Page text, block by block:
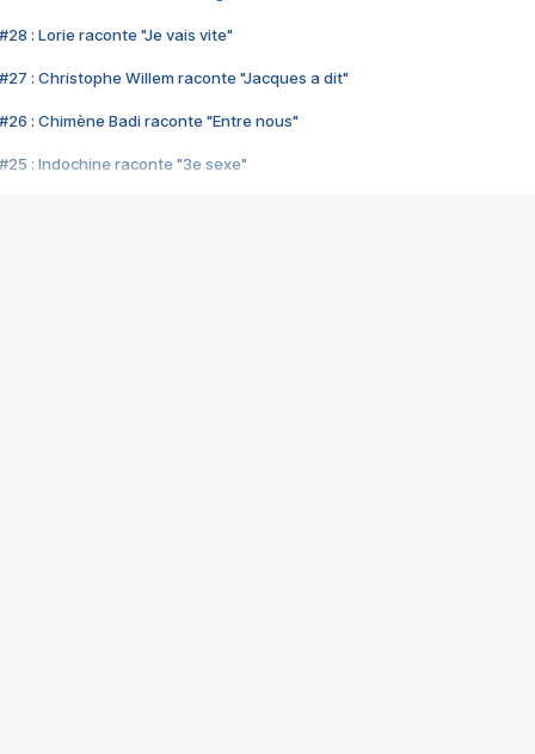
#28 : Lorie raconte "Je vais vite"
#27 : Christophe Willem raconte "Jacques a dit"
#26 : Chimène Badi raconte "Entre nous"
#25 : Indochine raconte "3e sexe"